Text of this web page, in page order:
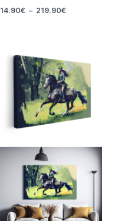
14.90€ – 219.90€
prix :
14.90€
à
219.90€